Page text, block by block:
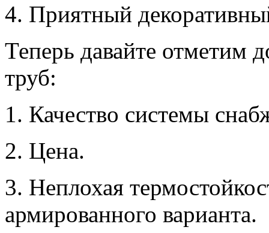
4. Приятный
Теперь давайте отметим
труб:
1. Качество системы
2. Цена.
3. Неплохая
армированного варианта.